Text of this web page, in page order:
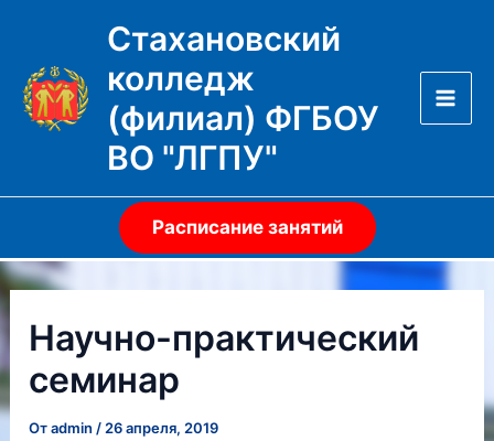
содержимому
Стахановский
колледж
(филиал) ФГБОУ
ВО "ЛГПУ"
Расписание занятий
Научно-практический
семинар
Отadmin / 26 апреля, 2019